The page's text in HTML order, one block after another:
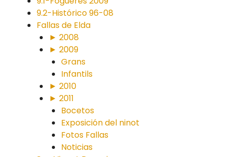
9.2-Histórico 96-08
Fallas de Elda
► 2008
► 2009
Grans
Infantils
► 2010
► 2011
Bocetos
Exposición del ninot
Fotos Fallas
Noticias